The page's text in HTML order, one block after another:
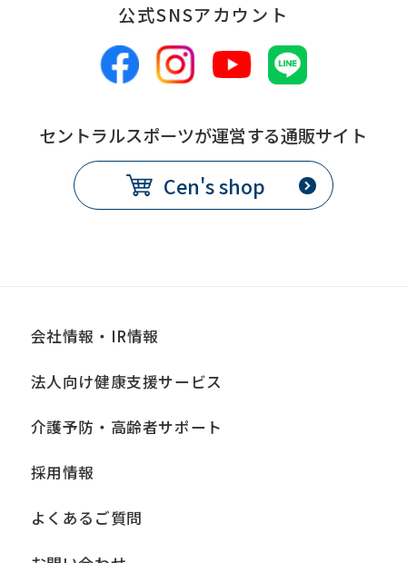
公式SNSアカウント
セントラルスポーツが運営する通販サイト
Cen's shop
会社情報・IR情報
法人向け健康支援サービス
介護予防・高齢者サポート
採用情報
よくあるご質問